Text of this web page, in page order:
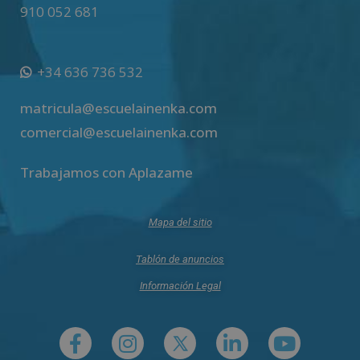
910 052 681
+34 636 736 532
matricula@escuelainenka.com
comercial@escuelainenka.com
Trabajamos con Aplazame
Mapa del sitio
Tablón de anuncios
Información Legal